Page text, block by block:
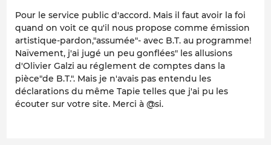
Pour le service public d'accord. Mais il faut avoir la foi
quand on voit ce qu'il nous propose comme émission
artistique-pardon,"assumée"- avec B.T. au programme!
Naïvement, j'ai jugé un peu gonflées" les allusions
d'Olivier Galzi au réglement de comptes dans la
pièce"de B.T.". Mais je n'avais pas entendu les
déclarations du même Tapie telles que j'ai pu les
écouter sur votre site. Merci à @si.